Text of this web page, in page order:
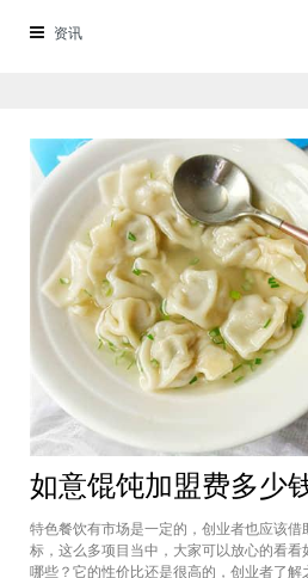
态存在着。北家姓转转小火锅凭借自己的产
资讯
特色餐饮有市场是一定的，创业者也应该
标，这么多项目当中，大家可以放心的看
哪些？它的性价比还是很高的，创业者了